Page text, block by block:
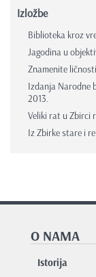
Izložbe
Biblioteka kroz
Jagodina u
Znamenite
Izdanja Narodne
2013.
Veliki rat u Zbirci
Iz Zbirke stare i
O NAMA
Istorija